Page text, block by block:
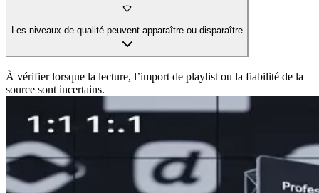
Les niveaux de qualité peuvent apparaître ou disparaître
À vérifier lorsque la lecture, l’import de playlist ou la fiabilité de la
source sont incertains.